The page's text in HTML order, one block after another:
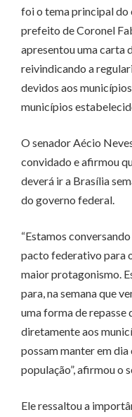
foi o tema principal do
prefeito de Coronel
apresentou uma carta
reivindicando a
devidos aos
municípios
O senador Aécio
convidado e afirmou
deverá ir a Brasília
do governo federal.
“Estamos
pacto federativo para
maior protagonismo.
para, na semana que
uma forma de
diretamente aos
possam manter em dia
população”, afirmou o
Ele ressaltou a